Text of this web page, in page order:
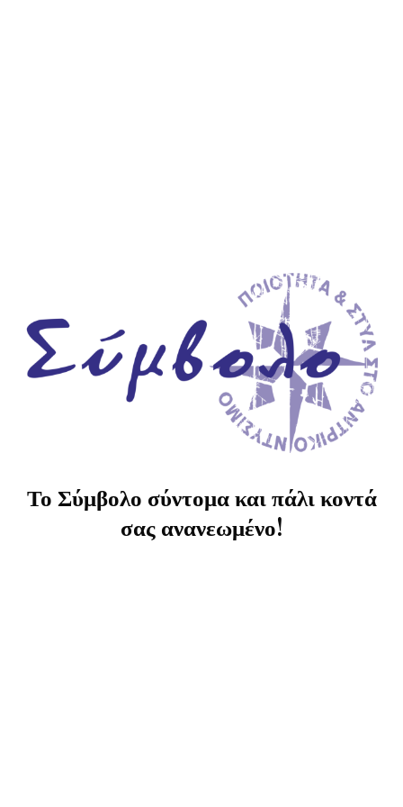
Το Σύμβολο σύντομα και πάλι κοντά
σας ανανεωμένο!